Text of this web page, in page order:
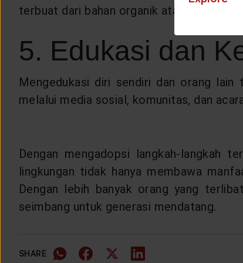
terbuat dari bahan organik atau daur
5. Edukasi dan
Mengedukasi diri sendiri dan orang lain
melalui media sosial, komunitas, dan
Dengan mengadopsi langkah-langkah
lingkungan tidak hanya membawa
Dengan lebih banyak orang yang
seimbang untuk generasi mendatang.
SHARE